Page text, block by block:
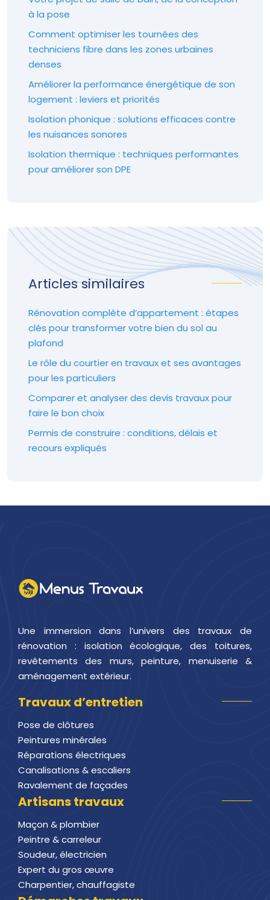
à la pose
Comment optimiser les tournées des
techniciens fibre dans les zones urbaines
denses
Améliorer la performance énergétique de son
logement : leviers et priorités
Isolation phonique : solutions efficaces contre
les nuisances sonores
Isolation thermique : techniques performantes
pour améliorer son DPE
Articles similaires
Rénovation complète d’appartement : étapes
clés pour transformer votre bien du sol au
plafond
Le rôle du courtier en travaux et ses avantages
pour les particuliers
Comparer et analyser des devis travaux pour
faire le bon choix
Permis de construire : conditions, délais et
recours expliqués
Une immersion dans l’univers des travaux de
rénovation : isolation écologique, des toitures,
revêtements des murs, peinture, menuiserie &
aménagement extérieur.
Travaux d’entretien
Pose de clôtures
Peintures minérales
Réparations électriques
Canalisations & escaliers
Ravalement de façades
Artisans travaux
Maçon & plombier
Peintre & carreleur
Soudeur, électricien
Expert du gros œuvre
Charpentier, chauffagiste